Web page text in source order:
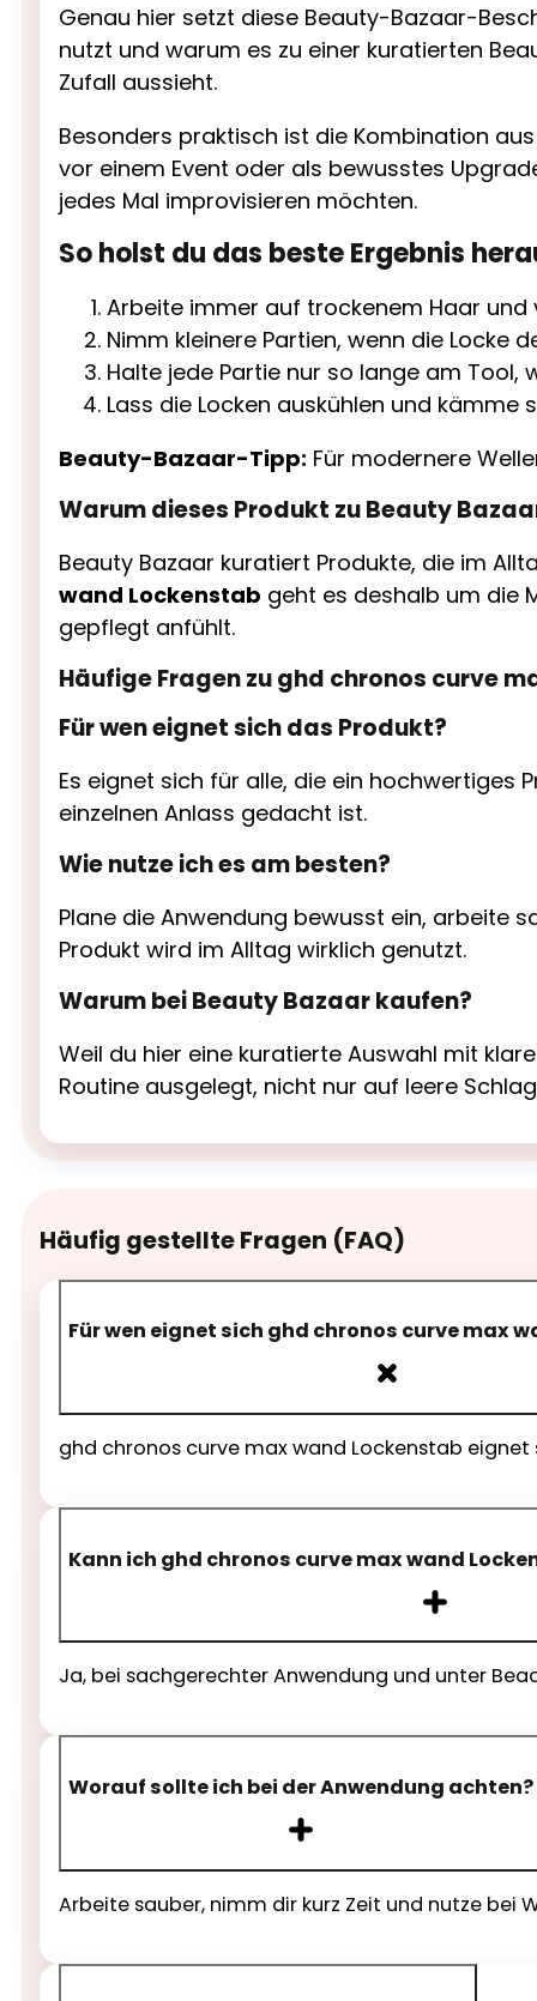
Genau hier setzt diese Beauty-Bazaar-
nutzt und warum es zu einer kuratierten
Zufall aussieht.
Besonders praktisch ist die Kombination
vor einem Event oder als bewusstes
jedes Mal improvisieren möchten.
So holst du das beste Ergebnis
Arbeite immer auf trockenem Haar und
Nimm kleinere Partien, wenn die Locke
Halte jede Partie nur so lange am Tool,
Lass die Locken auskühlen und kämme
Beauty-Bazaar-Tipp: Für modernere
Warum dieses Produkt zu Beauty
Beauty Bazaar kuratiert Produkte, die im
wand Lockenstab geht es deshalb um die
gepflegt anfühlt.
Häufige Fragen zu ghd chronos curve
Für wen eignet sich das Produkt?
Es eignet sich für alle, die ein hochwertiges
einzelnen Anlass gedacht ist.
Wie nutze ich es am besten?
Plane die Anwendung bewusst ein, arbeite
Produkt wird im Alltag wirklich genutzt.
Warum bei Beauty Bazaar kaufen?
Weil du hier eine kuratierte Auswahl mit
Routine ausgelegt, nicht nur auf leere
Häufig gestellte Fragen (FAQ)
Für wen eignet sich ghd chronos curve max
ghd chronos curve max wand Lockenstab
Kann ich ghd chronos curve max wand
Ja, bei sachgerechter Anwendung und unter
Worauf sollte ich bei der Anwendung achten?
Arbeite sauber, nimm dir kurz Zeit und nutze